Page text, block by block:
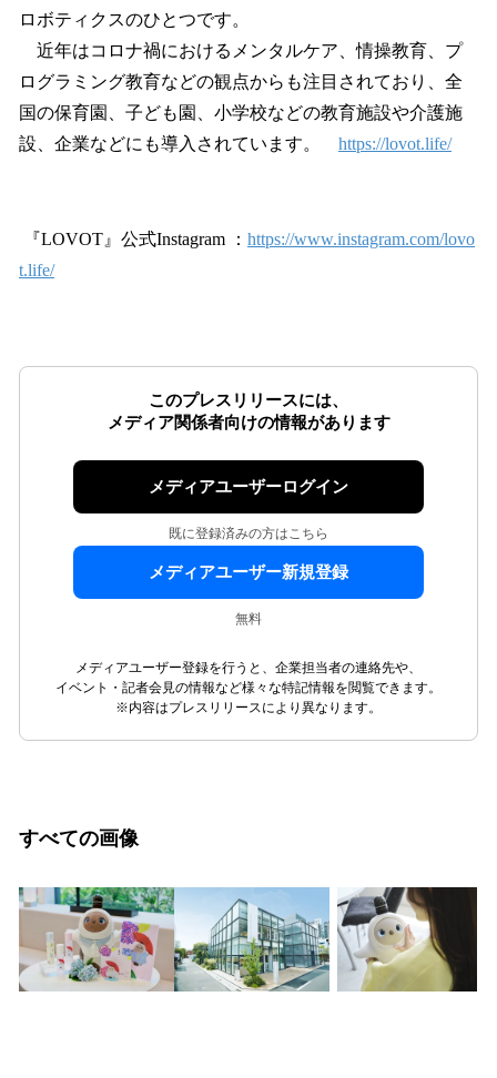
ロボティクスのひとつです。
近年はコロナ禍におけるメンタルケア、情操教育、プ
ログラミング教育などの観点からも注目されており、全
国の保育園、子ども園、小学校などの教育施設や介護施
設、企業などにも導入されています。 https://lovot.life/
『LOVOT』公式Instagram ： https://www.instagram.com/lovo
t.life/
このプレスリリースには、
メディア関係者向けの情報があります
メディアユーザーログイン
既に登録済みの方はこちら
メディアユーザー新規登録
無料
メディアユーザー登録を行うと、企業担当者の連絡先や、
イベント・記者会見の情報など様々な特記情報を閲覧できます。
※内容はプレスリリースにより異なります。
すべての画像